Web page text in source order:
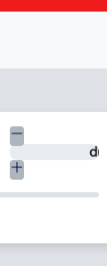
devolverlo?días